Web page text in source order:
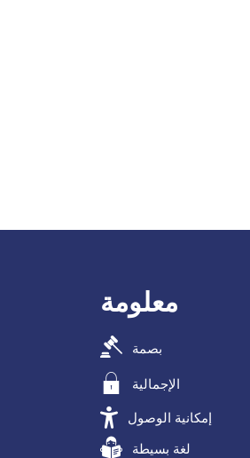
معلومة
بصمة
الإجمالية
إمكانية الوصول
لغة بسيطة